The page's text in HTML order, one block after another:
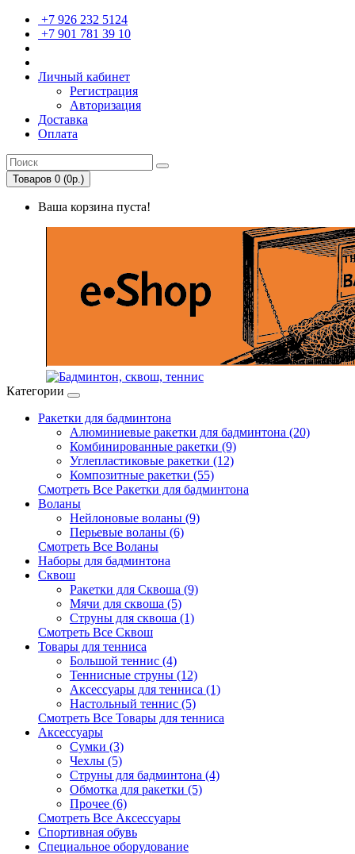
+7 926 232 5124
+7 901 781 39 10
Личный кабинет
Регистрация
Авторизация
Доставка
Оплата
Товаров 0 (0р.)
Ваша корзина пуста!
Категории
Ракетки для бадминтона
Алюминиевые ракетки для бадминтона (20)
Комбинированные ракетки (9)
Углепластиковые ракетки (12)
Композитные ракетки (55)
Смотреть Все Ракетки для бадминтона
Воланы
Нейлоновые воланы (9)
Перьевые воланы (6)
Смотреть Все Воланы
Наборы для бадминтона
Сквош
Ракетки для Сквоша (9)
Мячи для сквоша (5)
Cтруны для сквоша (1)
Смотреть Все Сквош
Товары для тенниса
Большой теннис (4)
Теннисные струны (12)
Аксессуары для тенниса (1)
Настольный теннис (5)
Смотреть Все Товары для тенниса
Аксессуары
Сумки (3)
Чехлы (5)
Струны для бадминтона (4)
Обмотка для ракетки (5)
Прочее (6)
Смотреть Все Аксессуары
Спортивная обувь
Специальное оборудование